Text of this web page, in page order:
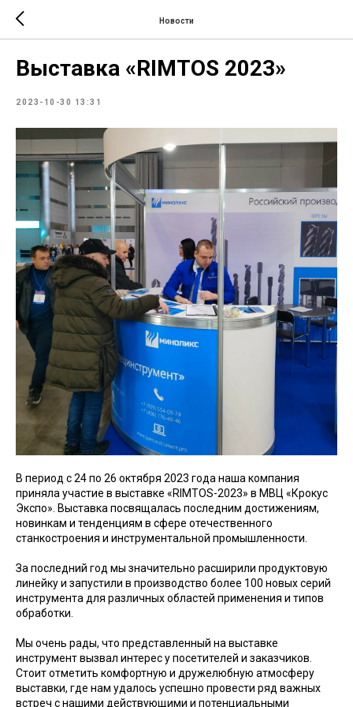
Новости
Выставка «RIMTOS 2023»
2023-10-30 13:31
В период с 24 по 26 октября 2023 года наша компания
приняла участие в выставке «RIMTOS-2023» в МВЦ «Крокус
Экспо». Выставка посвящалась последним достижениям,
новинкам и тенденциям в сфере отечественного
станкостроения и инструментальной промышленности.
За последний год мы значительно расширили продуктовую
линейку и запустили в производство более 100 новых серий
инструмента для различных областей применения и типов
обработки.
Мы очень рады, что представленный на выставке
инструмент вызвал интерес у посетителей и заказчиков.
Стоит отметить комфортную и дружелюбную атмосферу
выставки, где нам удалось успешно провести ряд важных
встреч с нашими действующими и потенциальными